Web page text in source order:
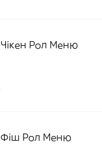
Чікен Рол Меню
Фіш Рол Меню